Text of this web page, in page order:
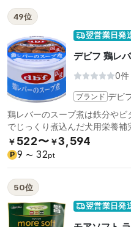
49位
翌営業日発
デビフ 鶏レ
0件
ブランド デビ
鶏レバーのスープ煮は鉄分や
でじっくり煮込んだ犬用栄養補
￥ 522〜 ￥3,594
P 9 〜 32pt
50位
翌営業日発